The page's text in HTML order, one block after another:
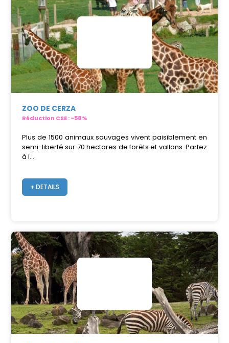
ZOO DE CERZA
Réduction CSE : -58%
Plus de 1500 animaux sauvages vivent paisiblement en
semi-liberté sur 70 hectares de forêts et vallons. Partez
à l...
+ DETAILS